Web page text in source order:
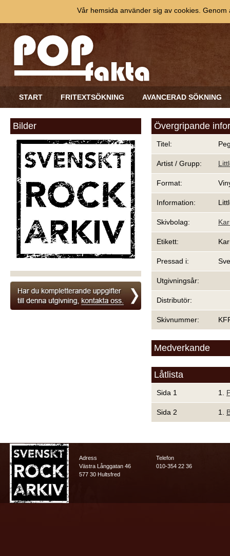
START FRITEXTSÖKNING AVANCERAD SÖKNING
Bilder Övergripande
Titel:
Artist / Grupp:
Format:
Information:
Skivbolag:
Etikett:
Pressad i:
Utgivningsår:
Distributör:
Skivnummer:
Medverkande
Låtlista
Sida 1 1.
Sida 2 1.
Adress
Västra Långgatan 46
577 30 Hultsfred
Telefon
010-354 22 36
Vår hemsida använder sig av cookies.